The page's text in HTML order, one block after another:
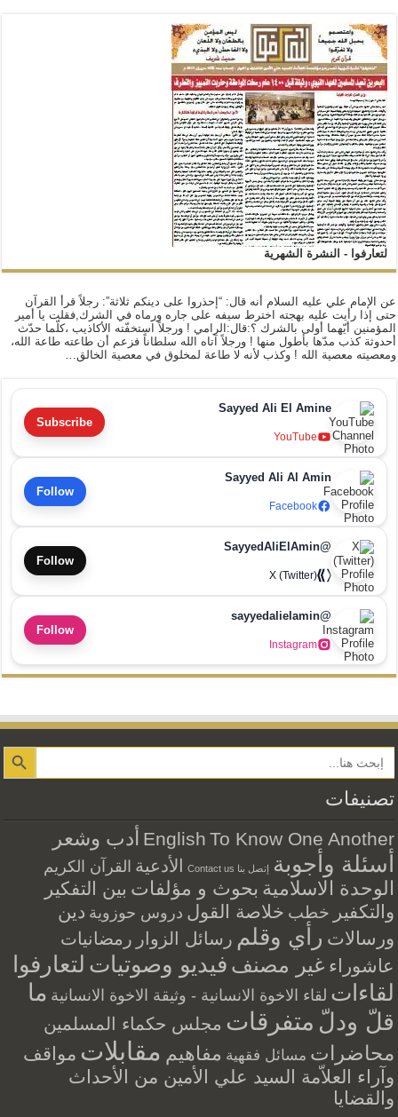
لتعارفوا - النشرة الشهرية
عن الإمام علي عليه السلام أنه قال: “إحذروا على دينكم ثلاثة”: رجلاً قرأ القرآن
حتى إذا رأيت عليه بهجته اخترط سيفه على جاره ورماه في الشرك,فقلت يا أمير
المؤمنين أيّهما أولى بالشرك ؟:قال:الرامي ! ورجلاً استخفّته الأكاذيب ،كلّما حدّث
أحدوثة كذب مدّها بأطول منها ! ورجلاً آتاه الله سلطاناً فزعم أن طاعته طاعة الله،
ومعصيته معصية الله ! وكذب لأنه لا طاعة لمخلوق في معصية الخالق…
Sayyed Ali El Amine
YouTube
Subscribe
Sayyed Ali Al Amin
Facebook
Follow
@SayyedAliElAmin
X (Twitter)
Follow
@sayyedalielamin
Instagram
Follow
Search Button
تصنيفات
English To Know One Another أدب وشعر
أسئلة وأجوبة إتصل بنا Contact us الأدعية القرآن الكريم
الوحدة الاسلامية بحوث و مؤلفات بين التفكير
والتكفير خطب خلاصة القول دروس حوزوية دين
ورسالات رأي وقلم رسائل الزوار رمضانيات
عاشوراء غير مصنف فيديو وصوتيات لتعارفوا
لقاءات لقاء الاخوة الانسانية - وثيقة الاخوة الانسانية ما
قلّ ودلّ متفرقات مجلس حكماء المسلمين
محاضرات مسائل فقهية مفاهيم مقابلات مواقف
وآراء العلاّمة السيد علي الأمين من الأحداث
والقضايا